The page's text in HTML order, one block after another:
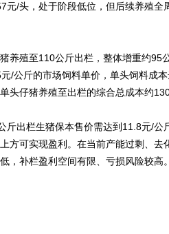
元/头，处于阶段低位，但后续养殖
殖至110公斤出栏，整体增重约95
/公斤的市场饲料单价，单头饲料成
头仔猪养殖至出栏的综合总成本约
出栏生猪保本售价需达到11.8元/公
方可实现盈利。在当前产能过剩、
，补栏盈利空间有限、亏损风险较高